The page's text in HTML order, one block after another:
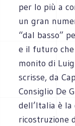
per lo più a
un gran
“dal basso”
e il futuro
monito di
scrisse, da
Consiglio De
dell’Italia è la
ricostruzione